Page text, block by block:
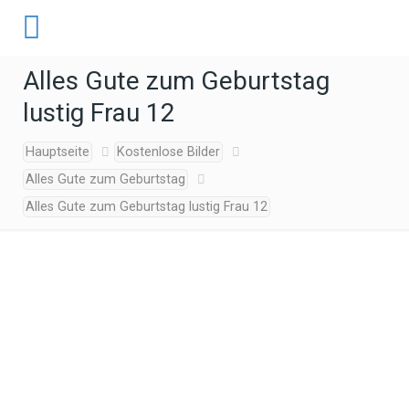
Alles Gute zum Geburtstag
lustig Frau 12
Hauptseite
Kostenlose Bilder
Alles Gute zum Geburtstag
Alles Gute zum Geburtstag lustig Frau 12